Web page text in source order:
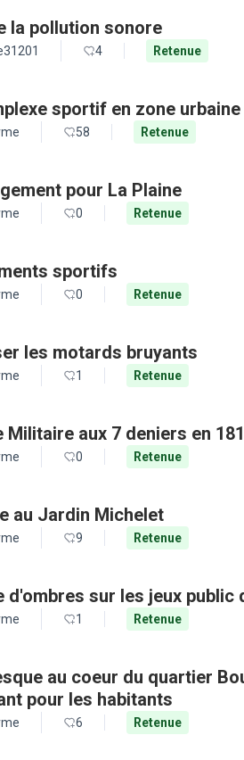
la pollution sonore
4 Retenue
sportif en zone urbaine
58 Retenue
pour La Plaine
0 Retenue
sportifs
0 Retenue
les motards bruyants
1 Retenue
Militaire aux 7 deniers en
0 Retenue
au Jardin Michelet
9 Retenue
d'ombres sur les jeux public
1 Retenue
au coeur du quartier
pour les habitants
6 Retenue